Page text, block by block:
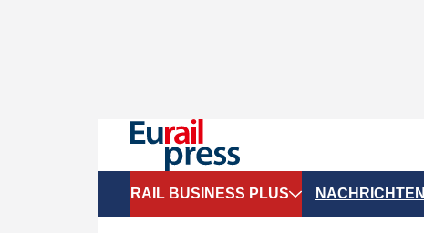
RAIL BUSINESS PLUS NACHRICHTEN